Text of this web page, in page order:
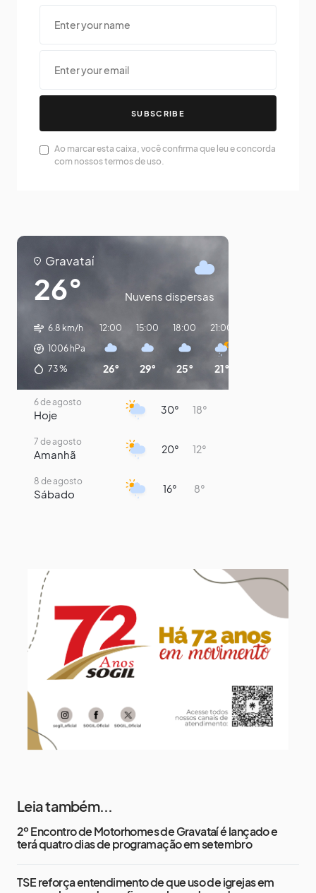
SUBSCRIBE
Ao marcar esta caixa, você confirma que leu e concorda
com nossos termos de uso.
Gravataí
26° Nuvens dispersas
6.8 km/h
1006 hPa
73%
12:00
26°
15:00
29°
18:00
25°
21:00
21°
6 de agosto
Hoje 30° 18°
7 de agosto
Amanhã 20° 12°
8 de agosto
Sábado 16° 8°
Segunda-Feira 7°
11 de agosto
Terça-Feira
12 de agosto
Quarta-Feira 15° 9°
Leia também...
2º Encontro de Motorhomes de Gravataí é lançado e
terá quatro dias de programação em setembro
TSE reforça entendimento de que uso de igrejas em